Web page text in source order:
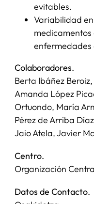
evitables.
Variabilidad
medicamentos
enfermedades
Colaboradores.
Berta Ibáñez
Amanda López
Ortuondo, María
Pérez de Arriba
Jaio Atela, Javier
Centro.
Organización
Datos de Contacto.